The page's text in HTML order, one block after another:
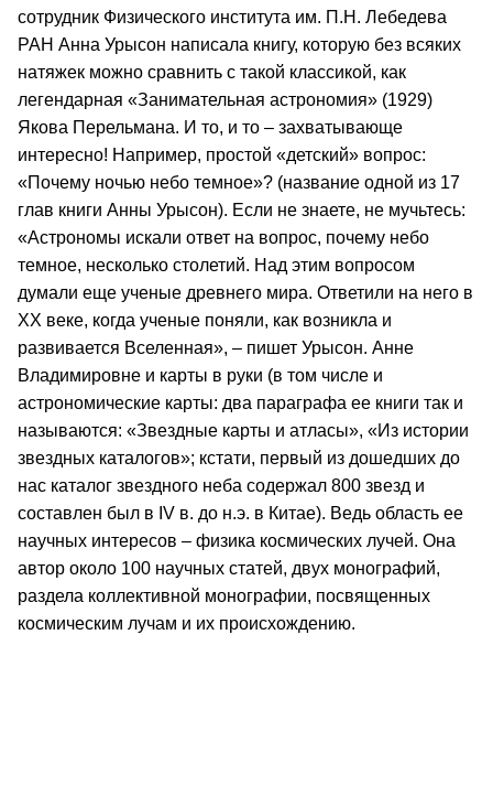
сотрудник Физического института им. П.Н. Лебедева
РАН Анна Урысон написала книгу, которую без всяких
натяжек можно сравнить с такой классикой, как
легендарная «Занимательная астрономия» (1929)
Якова Перельмана. И то, и то – захватывающе
интересно! Например, простой «детский» вопрос:
«Почему ночью небо темное»? (название одной из 17
глав книги Анны Урысон). Если не знаете, не мучьтесь:
«Астрономы искали ответ на вопрос, почему небо
темное, несколько столетий. Над этим вопросом
думали еще ученые древнего мира. Ответили на него в
ХХ веке, когда ученые поняли, как возникла и
развивается Вселенная», – пишет Урысон. Анне
Владимировне и карты в руки (в том числе и
астрономические карты: два параграфа ее книги так и
называются: «Звездные карты и атласы», «Из истории
звездных каталогов»; кстати, первый из дошедших до
нас каталог звездного неба содержал 800 звезд и
составлен был в IV в. до н.э. в Китае). Ведь область ее
научных интересов – физика космических лучей. Она
автор около 100 научных статей, двух монографий,
раздела коллективной монографии, посвященных
космическим лучам и их происхождению.